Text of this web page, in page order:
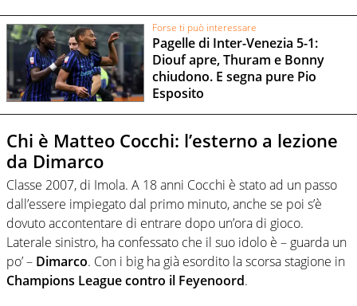
Forse ti può interessare
Pagelle di Inter-Venezia 5-1:
Diouf apre, Thuram e Bonny
chiudono. E segna pure Pio
Esposito
Chi è Matteo Cocchi: l’esterno a lezione
da Dimarco
Classe 2007, di Imola. A 18 anni Cocchi è stato ad un passo
dall’essere impiegato dal primo minuto, anche se poi s’è
dovuto accontentare di entrare dopo un’ora di gioco.
Laterale sinistro, ha confessato che il suo idolo è – guarda un
po’ – Dimarco. Con i big ha già esordito la scorsa stagione in
Champions League contro il Feyenoord.